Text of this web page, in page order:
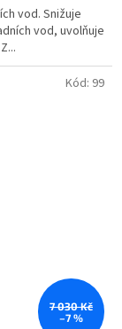
vod. Snižuje
vod, uvolňuje
7 030 Kč
–7 %
Kód: 99